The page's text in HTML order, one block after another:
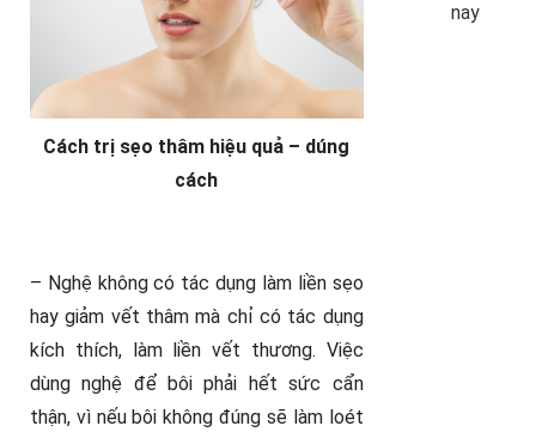
Cách trị sẹo thâm hiệu quả – dúng
cách
– Nghệ không có tác dụng làm liền sẹo
hay giảm vết thâm mà chỉ có tác dụng
kích thích, làm liền vết thương. Việc
dùng nghệ để bôi phải hết sức cẩn
thận, vì nếu bôi không đúng sẽ làm loét
nay